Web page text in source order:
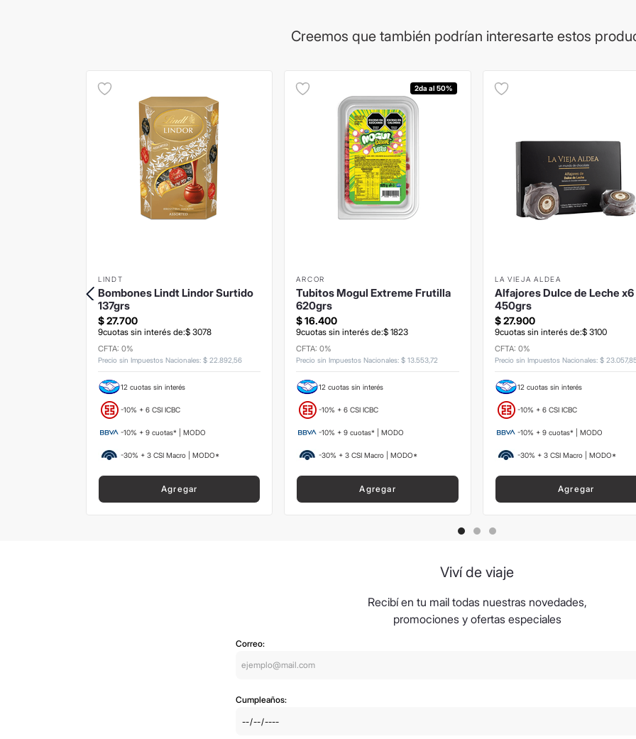
Creemos que también podrían interesarte estos
LINDT
Bombones Lindt Lindor Surtido
137grs
$27.700
9cuotas sin interés de:$ 3078
CFTA: 0%
Precio sin Impuestos Nacionales: $ 22 892 56
12 cuotas sin interés
-10% + 6 CSI ICBC
-10% + 9 cuotas* | MODO
-30% + 3 CSI Macro | MODO*
Agregar
2da al 50%
ARCOR
Tubitos Mogul Extreme Frutilla
620grs
$ 16.400
9cuotas sin interés de:$ 1823
CFTA: 0%
Precio sin Impuestos Nacionales:$ 13.553,72
12 cuotas sin interés
-10% + 6 CSI ICBC
-10% + 9 cuotas* | MODO
-30% + 3 CSI Macro | MODO*
Agregar
LA VIEJA ALDEA
Alfajores Dulce de Leche x6
450grs
$27.900
9cuotas sin interés de:$ 3100
CFTA: 0%
Precio sin Impuestos Nacionales: $ 23.057,
12 cuotas sin interés
-10% + 6 CSI ICBC
-10% + 9 cuotas* | MODO
-30% + 3 CSI Macro | MODO*
Agregar
Viví de viaje
Recibí en tu mail todas nuestras novedades,
promociones y ofertas especiales
Correo:
Cumpleaños: